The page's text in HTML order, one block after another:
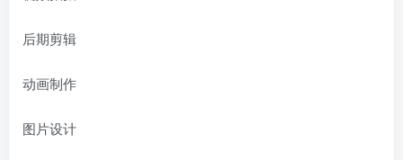
后期剪辑
动画制作
图片设计